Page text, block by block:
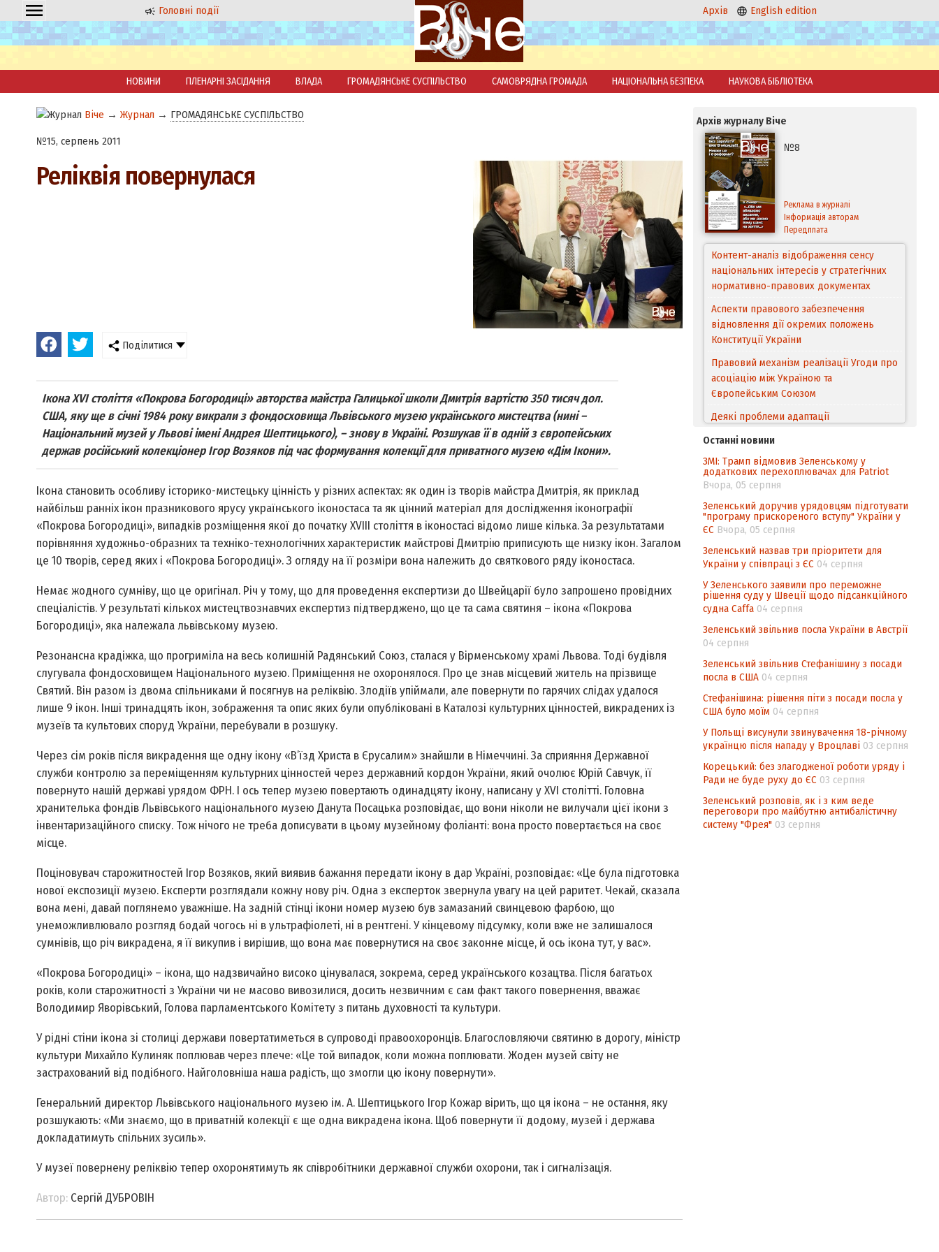
Головні події Архів English edition
НОВИНИ ПЛЕНАРНІ ЗАСІДАННЯ ВЛАДА ГРОМАДЯНСЬКЕ СУСПІЛЬСТВО САМОВРЯДНА ГРОМАДА НАЦІОНАЛЬНА БЕЗПЕКА НАУКОВА БІБЛІОТЕКА
Віче → Журнал → ГРОМАДЯНСЬКЕ СУСПІЛЬСТВО
№15, серпень 2011
Реліквія повернулася
Поділитися
Ікона XVI століття «Покрова Богородиці» авторства майстра Галицької школи Дмитрія вартістю 350 тисяч дол.
США, яку ще в січні 1984 року викрали з фондосховища Львівського музею українського мистецтва (нині –
Національний музей у Львові імені Андрея Шептицького), – знову в Україні. Розшукав її в одній з європейських
держав російський колекціонер Ігор Возяков під час формування колекції для приватного музею «Дім Ікони».
Ікона становить особливу історико-мистецьку цінність у різних аспектах: як один із творів майстра Дмитрія, як приклад
найбільш ранніх ікон празникового ярусу українського іконостаса та як цінний матеріал для дослідження іконографії
«Покрова Богородиці», випадків розміщення якої до початку ХVIII століття в іконостасі відомо лише кілька. За результатами
порівняння художньо-образних та техніко-технологічних характеристик майстрові Дмитрію приписують ще низку ікон. Загалом
це 10 творів, серед яких і «Покрова Богородиці». З огляду на її розміри вона належить до святкового ряду іконостаса.
Немає жодного сумніву, що це оригінал. Річ у тому, що для проведення експертизи до Швейцарії було запрошено провідних
спеціалістів. У результаті кількох мистецтвознавчих експертиз підтверджено, що це та сама святиня – ікона «Покрова
Богородиці», яка належала львівському музею.
Резонансна крадіжка, що прогриміла на весь колишній Радянський Союз, сталася у Вірменському храмі Львова. Тоді будівля
слугувала фондосховищем Національного музею. Приміщення не охоронялося. Про це знав місцевий житель на прізвище
Святий. Він разом із двома спільниками й посягнув на реліквію. Злодіїв упіймали, але повернути по гарячих слідах удалося
лише 9 ікон. Інші тринадцять ікон, зображення та опис яких були опубліковані в Каталозі культурних цінностей, викрадених із
музеїв та культових споруд України, перебували в розшуку.
Через сім років після викрадення ще одну ікону «В’їзд Христа в Єрусалим» знайшли в Німеччині. За сприяння Державної
служби контролю за переміщенням культурних цінностей через державний кордон України, який очолює Юрій Савчук, її
повернуто нашій державі урядом ФРН. І ось тепер музею повертають одинадцяту ікону, написану у XVI столітті. Головна
хранителька фондів Львівського національного музею Данута Посацька розповідає, що вони ніколи не вилучали цієї ікони з
інвентаризаційного списку. Тож нічого не треба дописувати в цьому музейному фоліанті: вона просто повертається на своє
місце.
Поціновувач старожитностей Ігор Возяков, який виявив бажання передати ікону в дар Україні, розповідає: «Це була підготовка
нової експозиції музею. Експерти розглядали кожну нову річ. Одна з експерток звернула увагу на цей раритет. Чекай, сказала
вона мені, давай поглянемо уважніше. На задній стінці ікони номер музею був замазаний свинцевою фарбою, що
унеможливлювало розгляд бодай чогось ні в ультрафіолеті, ні в рентгені. У кінцевому підсумку, коли вже не залишалося
сумнівів, що річ викрадена, я її викупив і вирішив, що вона має повернутися на своє законне місце, й ось ікона тут, у вас».
«Покрова Богородиці» – ікона, що надзвичайно високо цінувалася, зокрема, серед українського козацтва. Після багатьох
років, коли старожитності з України чи не масово вивозилися, досить незвичним є сам факт такого повернення, вважає
Володимир Яворівський, Голова парламентського Комітету з питань духовності та культури.
У рідні стіни ікона зі столиці держави повертатиметься в супроводі правоохоронців. Благословляючи святиню в дорогу, міністр
культури Михайло Кулиняк поплював через плече: «Це той випадок, коли можна поплювати. Жоден музей світу не
застрахований від подібного. Найголовніша наша радість, що змогли цю ікону повернути».
Генеральний директор Львівського національного музею ім. А. Шептицького Ігор Кожар вірить, що ця ікона – не остання, яку
розшукають: «Ми знаємо, що в приватній колекції є ще одна викрадена ікона. Щоб повернути її додому, музей і держава
докладатимуть спільних зусиль».
У музеї повернену реліквію тепер охоронятимуть як співробітники державної служби охорони, так і сигналізація.
Автор:Сергій ДУБРОВІН
Архів журналу Віче
№8
Реклама в журналі
Інформація авторам
Передплата
Контент-аналіз відображення сенсу
національних інтересів у стратегічних
нормативно-правових документах
Аспекти правового забезпечення
відновлення дії окремих положень
Конституції України
Правовий механізм реалізації Угоди про
асоціацію між Україною та
Європейським Cоюзом
Деякі проблеми адаптації
походження товарів відповідно до
Угоди про торговельні аспекти прав
інтелектуальної власності (TRIPS) у
контексті євроінтеграції
Аналіз виборчого законодавства щодо
невизначеності механізму повторного
підрахунку голосів виборців
Інформаційна безпека суспільства
Останні новини
ЗМІ: Трамп відмовив Зеленському у
додаткових перехоплювачах для Patriot
Вчора, 05 серпня
Зеленський доручив урядовцям підготувати
"програму прискореного вступу" України у
ЄС Вчора, 05 серпня
Зеленський назвав три пріоритети для
України у співпраці з ЄС 04 серпня
У Зеленського заявили про переможне
рішення суду у Швеції щодо підсанкційного
судна Caffa 04 серпня
Зеленський звільнив посла України в Австрії
04 серпня
Зеленський звільнив Стефанішину з посади
посла в США 04 серпня
Стефанішина: рішення піти з посади посла у
США було моїм 04 серпня
У Польщі висунули звинувачення 18-річному
українцю після нападу у Вроцлаві 03 серпня
Корецький: без злагодженої роботи уряду і
Ради не буде руху до ЄС 03 серпня
Зеленський розповів, як і з ким веде
переговори про майбутню антибалістичну
систему "Фрея" 03 серпня